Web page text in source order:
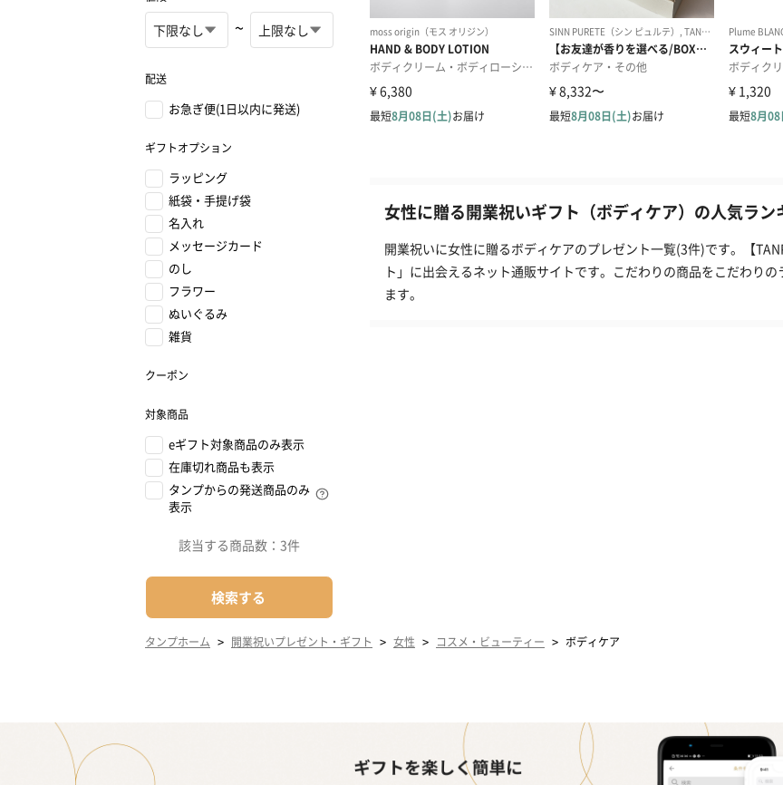
~
配送
お急ぎ便(1日以内に発送)
ギフトオプション
ラッピング
紙袋・手提げ袋
名入れ
メッセージカード
のし
フラワー
ぬいぐるみ
雑貨
クーポン
対象商品
eギフト対象商品のみ表示
在庫切れ商品も表示
タンプからの発送商品のみ
表示
該当する商品数： 3件
検索する
女性に贈る開業祝いギフト（ボディケア）の人気ラ
開業祝いに女性に贈るボディケアのプレゼント一覧(3件)です。【
ト」に出会えるネット通販サイトです。こだわりの商品をこだわり
ます。
タンプホーム > 開業祝いプレゼント・ギフト > 女性 > コスメ・ビューティー > ボディケア